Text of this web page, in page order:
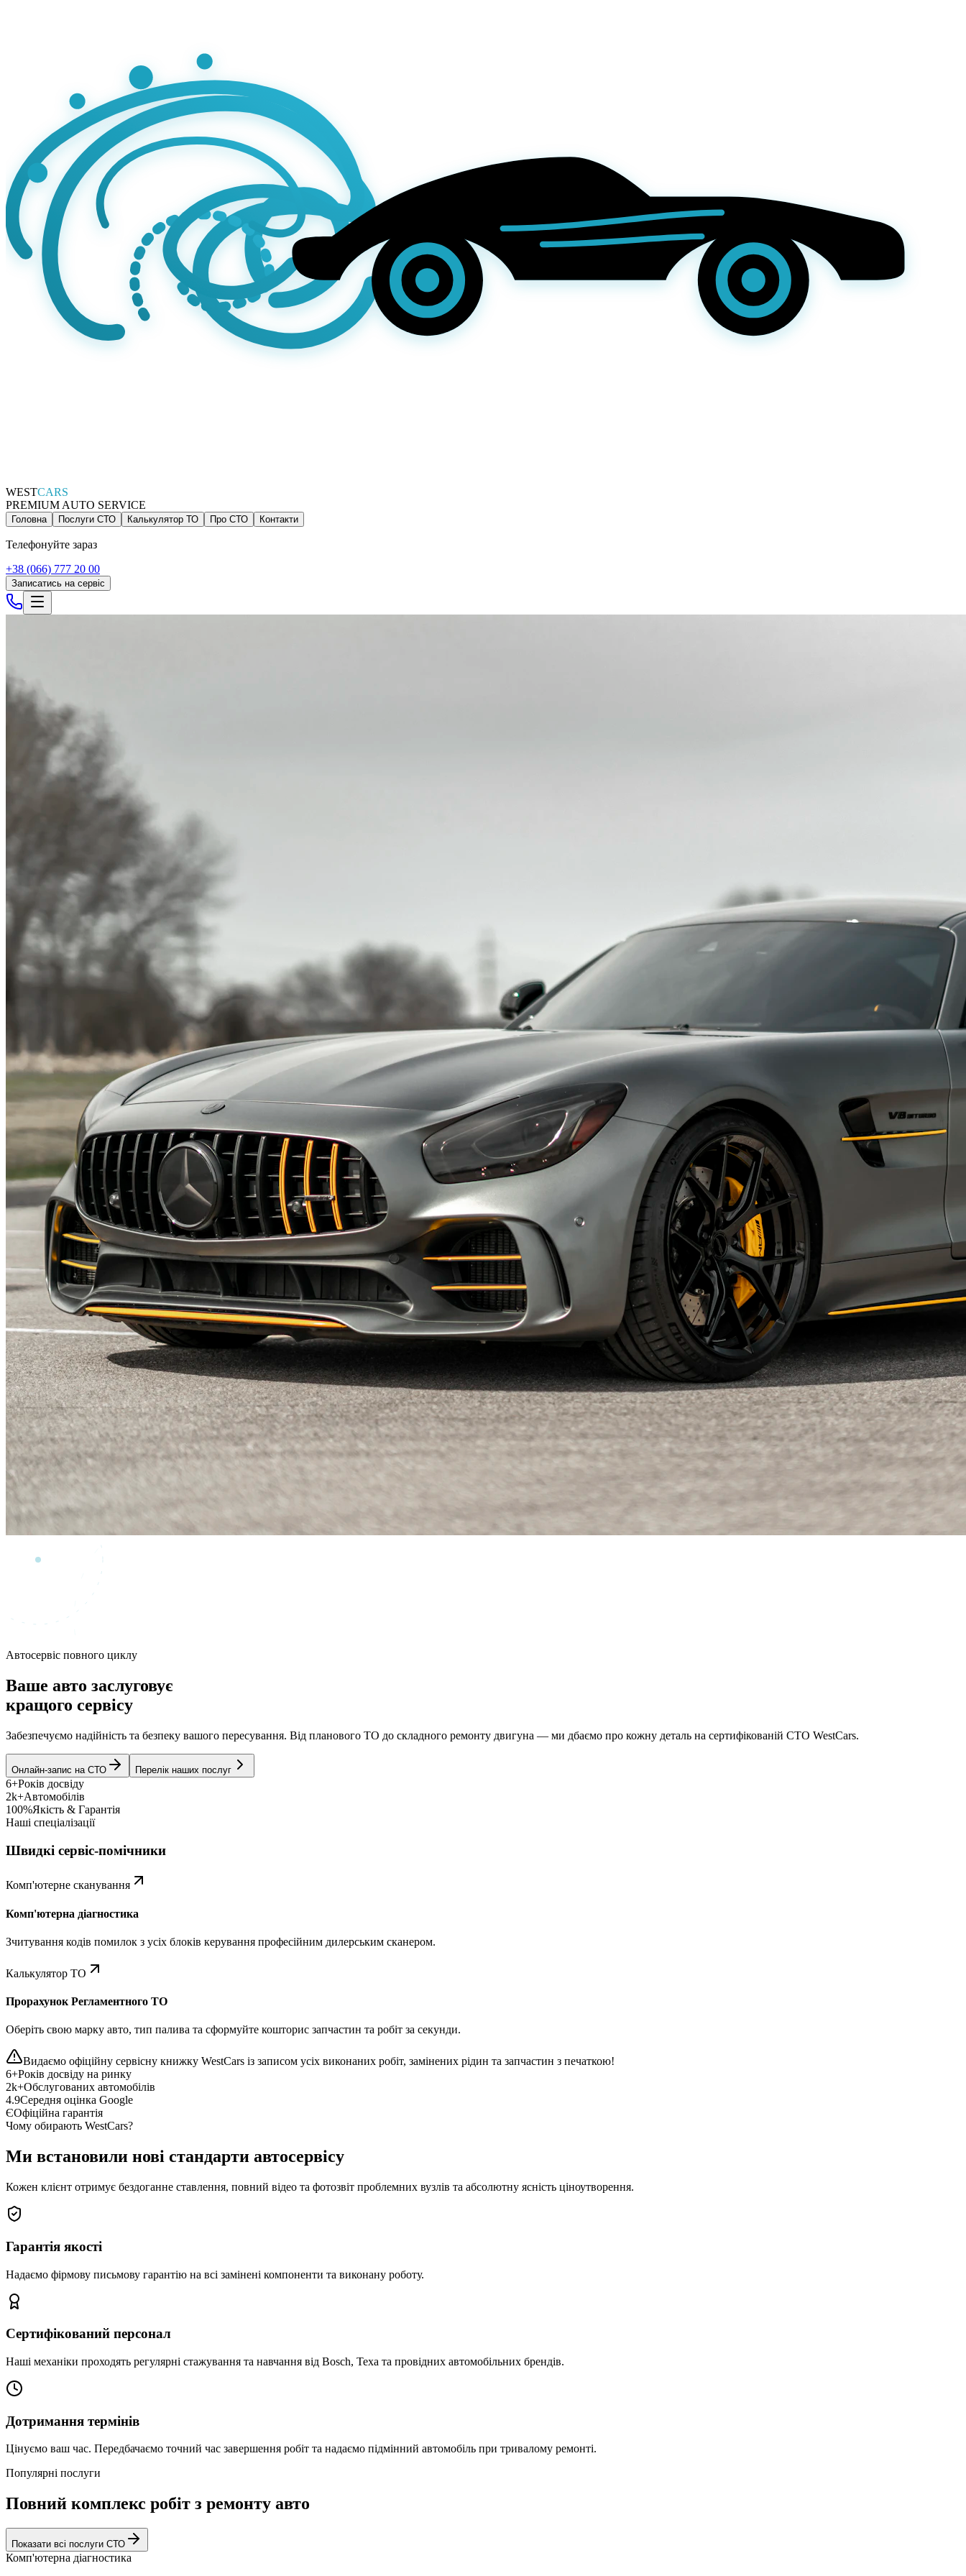
WESTCARS
PREMIUM AUTO SERVICE
Головна Послуги СТО Калькулятор ТО Про СТО Контакти
Телефонуйте зараз
+38 (066) 777 20 00
Записатись на сервіс
Автосервіс повного циклу
Ваше авто заслуговує
кращого сервісу
Забезпечуємо надійність та безпеку вашого пересування. Від планового ТО до складного ремонту двигуна — ми дбаємо про кожну деталь на сертифікованій СТО WestCars.
Онлайн-запис на СТО Перелік наших послуг
6+Років досвіду
2k+Автомобілів
100%Якість & Гарантія
Наші спеціалізації
Швидкі сервіс-помічники
Комп'ютерне сканування
Комп'ютерна діагностика
Зчитування кодів помилок з усіх блоків керування професійним дилерським сканером.
Калькулятор ТО
Прорахунок Регламентного ТО
Оберіть свою марку авто, тип палива та сформуйте кошторис запчастин та робіт за секунди.
Видаємо офіційну сервісну книжку WestCars із записом усіх виконаних робіт, замінених рідин та запчастин з печаткою!
6+Років досвіду на ринку
2k+Обслугованих автомобілів
4.9Середня оцінка Google
ЄОфіційна гарантія
Чому обирають WestCars?
Ми встановили нові стандарти автосервісу
Кожен клієнт отримує бездоганне ставлення, повний відео та фотозвіт проблемних вузлів та абсолютну ясність ціноутворення.
Гарантія якості
Надаємо фірмову письмову гарантію на всі замінені компоненти та виконану роботу.
Сертифікований персонал
Наші механіки проходять регулярні стажування та навчання від Bosch, Texa та провідних автомобільних брендів.
Дотримання термінів
Цінуємо ваш час. Передбачаємо точний час завершення робіт та надаємо підмінний автомобіль при тривалому ремонті.
Популярні послуги
Повний комплекс робіт з ремонту авто
Показати всі послуги СТО
Комп'ютерна діагностика